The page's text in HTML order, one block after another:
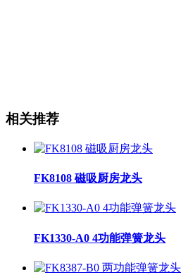
相关推荐
FK8108 磁吸厨房龙头
FK1330-A0 4功能弹簧龙头